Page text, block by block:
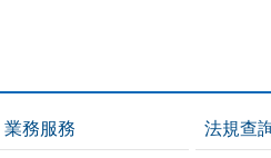
業務服務 法規查